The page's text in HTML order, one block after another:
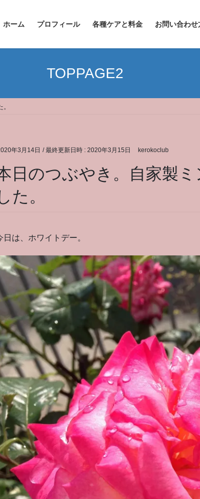
ホーム プロフィール 各種ケアと料金 お問い合わせ
TOPPAGE2
年3月14日 / 最終更新日時 : 2020年3月15日 kerokoclub
日のつぶやき。自家製
た。
日は、ホワイトデー。